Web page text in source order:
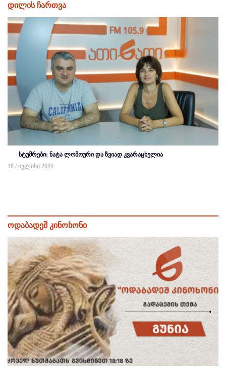
დილის ჩართვა
სტუმრები: ნატა ლომოური და ზვიად კვარაცხელია
18 / ივლისი 2026
ოდაბადეშ კინოხონი